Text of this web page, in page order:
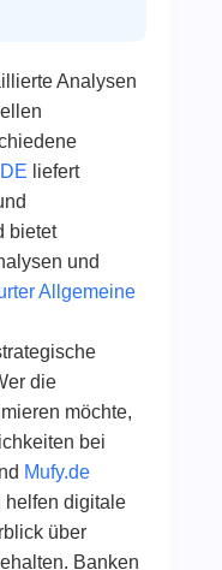
Analysen
liefert
bietet
und
Allgemeine
die
möchte,
bei
Mufy.de
helfen digitale
über
Banken